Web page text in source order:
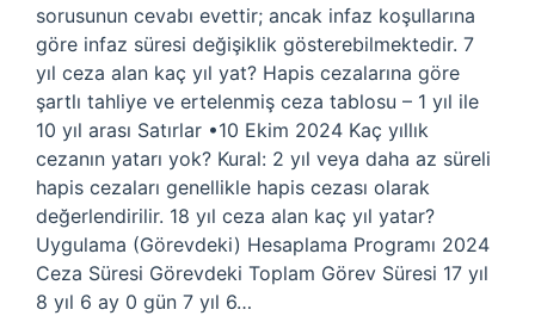
sorusunun cevabı evettir; ancak infaz koşullarına
göre infaz süresi değişiklik gösterebilmektedir. 7
yıl ceza alan kaç yıl yat? Hapis cezalarına göre
şartlı tahliye ve ertelenmiş ceza tablosu – 1 yıl ile
10 yıl arası Satırlar •10 Ekim 2024 Kaç yıllık
cezanın yatarı yok? Kural: 2 yıl veya daha az süreli
hapis cezaları genellikle hapis cezası olarak
değerlendirilir. 18 yıl ceza alan kaç yıl yatar?
Uygulama (Görevdeki) Hesaplama Programı 2024
Ceza Süresi Görevdeki Toplam Görev Süresi 17 yıl
8 yıl 6 ay 0 gün 7 yıl 6…